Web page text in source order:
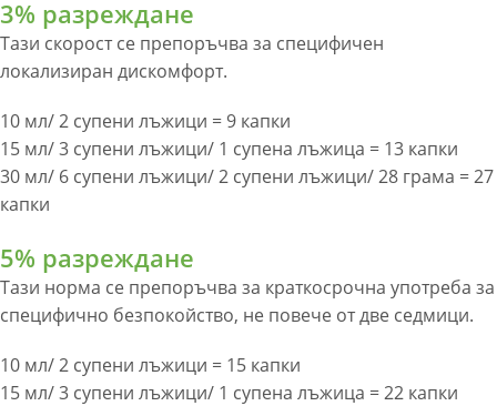
3% разреждане
Тази скорост се препоръчва за специфичен
локализиран дискомфорт.
10 мл/ 2 супени лъжици = 9 капки
15 мл/ 3 супени лъжици/ 1 супена лъжица = 13 капки
30 мл/ 6 супени лъжици/ 2 супени лъжици/ 28 грама = 27
капки
5% разреждане
Тази норма се препоръчва за краткосрочна употреба за
специфично безпокойство, не повече от две седмици.
10 мл/ 2 супени лъжици = 15 капки
15 мл/ 3 супени лъжици/ 1 супена лъжица = 22 капки